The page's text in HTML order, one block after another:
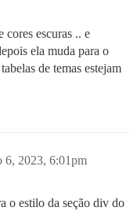
cores escuras .. e
ela muda para o
de temas estejam
6, 2023, 6:01pm
o estilo da seção div do